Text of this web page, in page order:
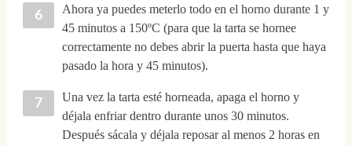
Ahora ya puedes meterlo todo en el horno durante 1 y
45 minutos a 150ºC (para que la tarta se hornee
correctamente no debes abrir la puerta hasta que haya
pasado la hora y 45 minutos).
Una vez la tarta esté horneada, apaga el horno y
déjala enfriar dentro durante unos 30 minutos.
Después sácala y déjala reposar al menos 2 horas en